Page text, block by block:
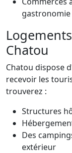
Chatou
Chatou dispose
recevoir les
trouverez :
Structures
Des
extérieur